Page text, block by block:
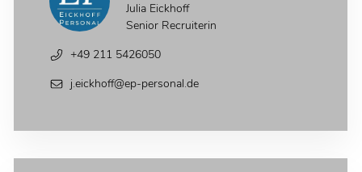
Julia Eickhoff
Senior Recruiterin
+49 211 5426050
j.eickhoff@ep-personal.de